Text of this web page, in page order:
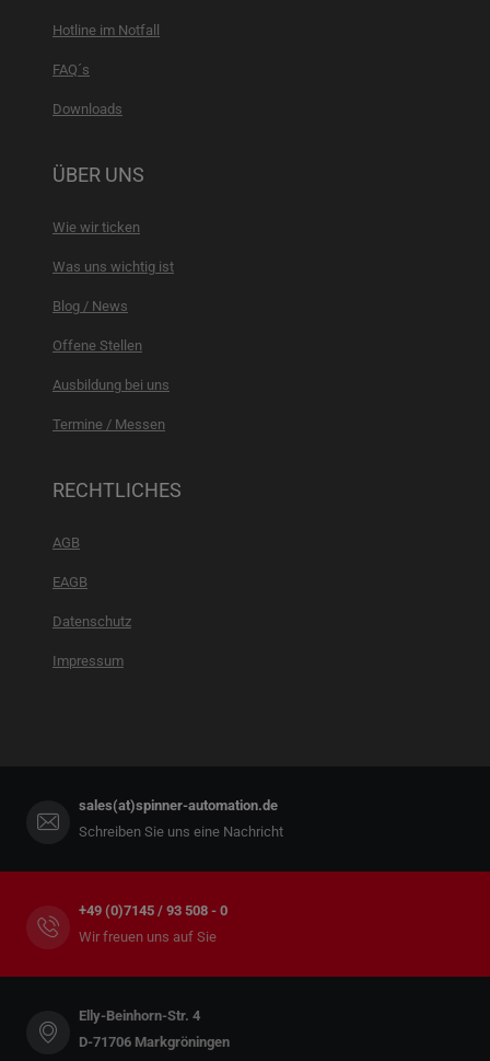
Hotline im Notfall
FAQ´s
Downloads
ÜBER UNS
Wie wir ticken
Was uns wichtig ist
Blog / News
Offene Stellen
Ausbildung bei uns
Termine / Messen
RECHTLICHES
AGB
EAGB
Datenschutz
Impressum
sales(at)spinner-automation.de
Schreiben Sie uns eine Nachricht
+49 (0)7145 / 93 508 - 0
Wir freuen uns auf Sie
Elly-Beinhorn-Str. 4
D-71706 Markgröningen